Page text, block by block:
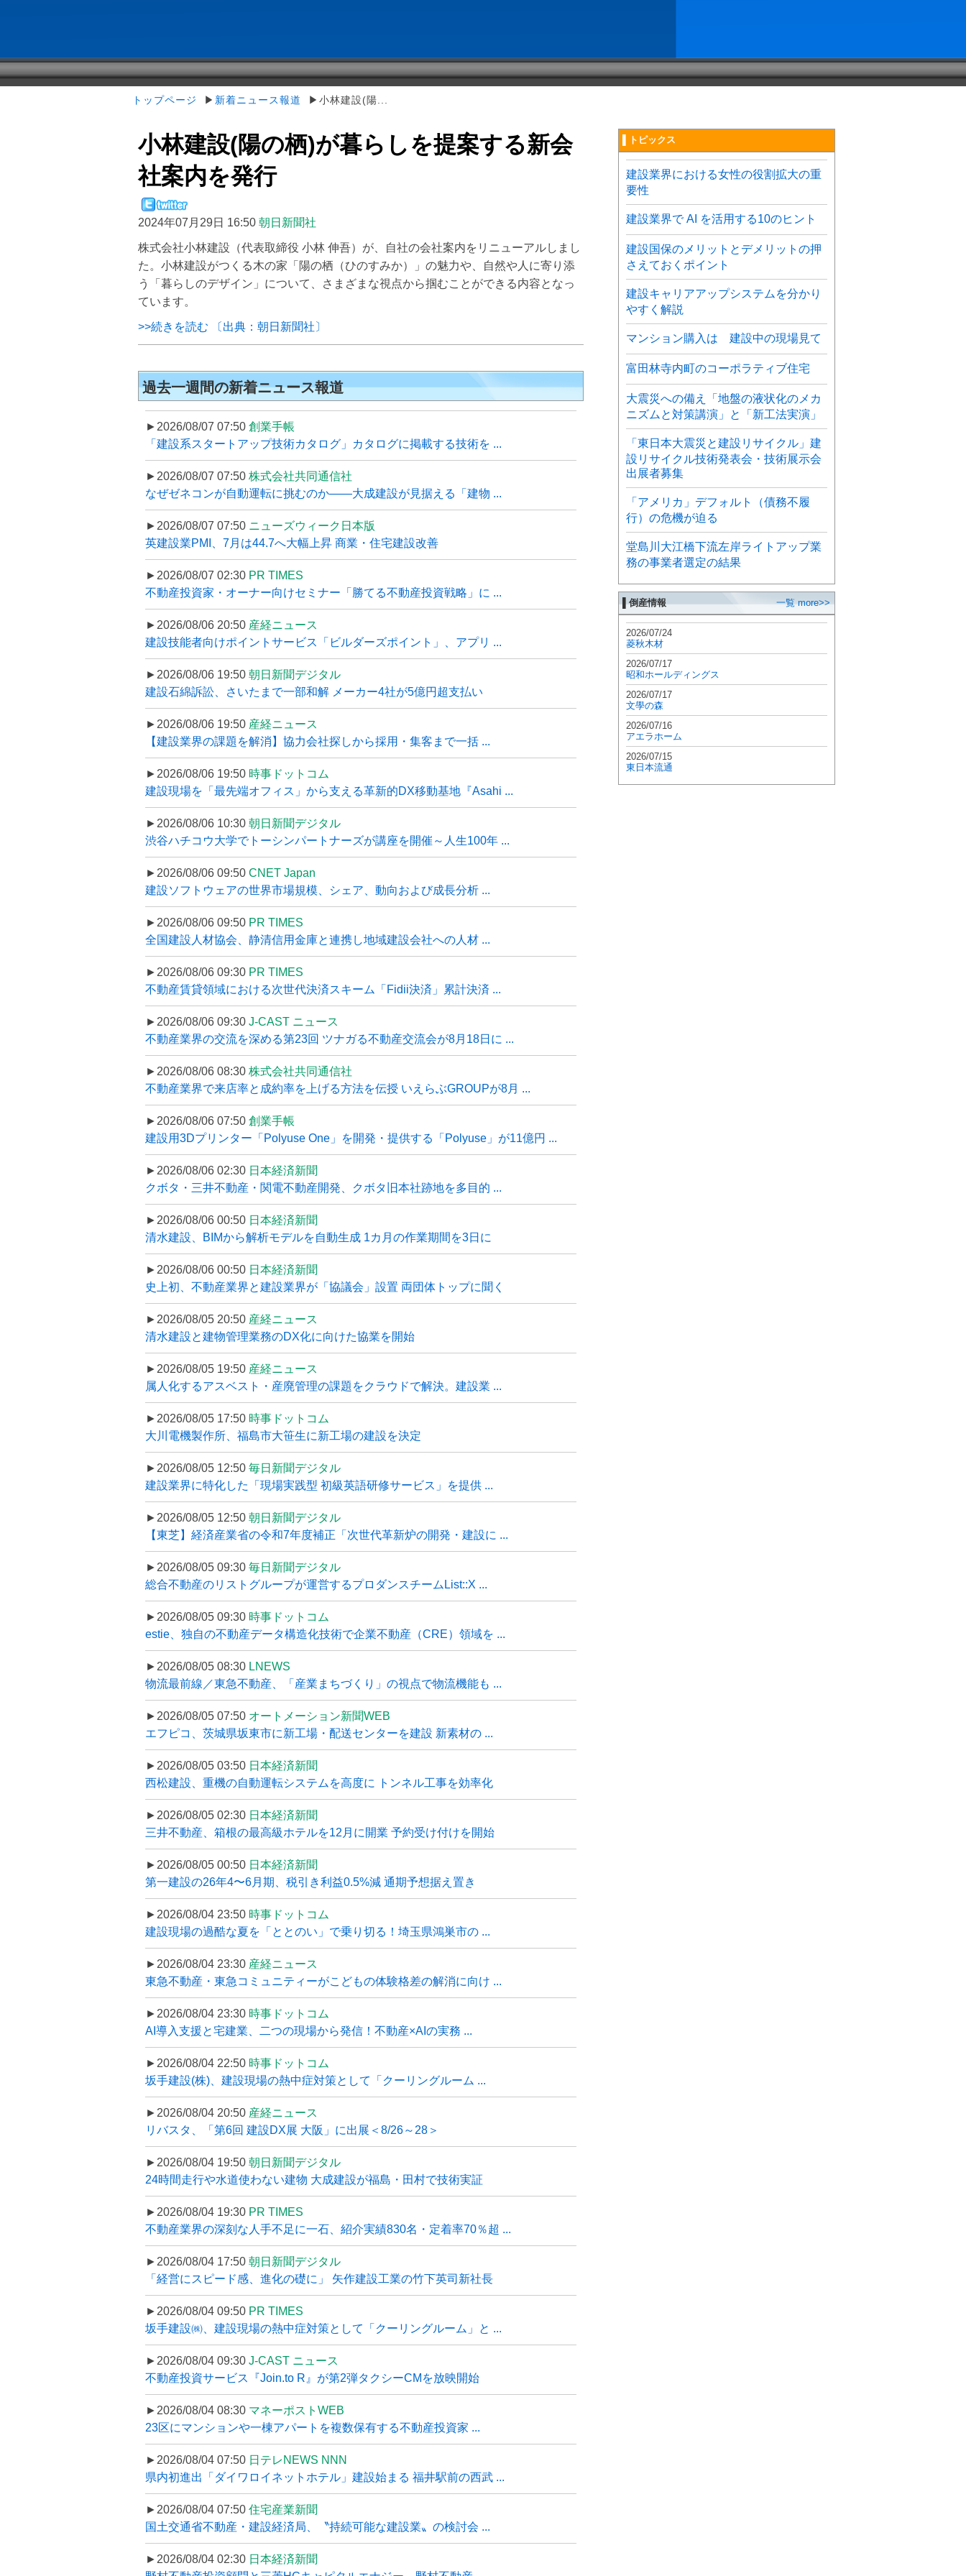
トップページ ▶ 新着ニュース報道 ▶小林建設(陽...
小林建設(陽の栖)が暮らしを提案する新会
社案内を発行
2024年07月29日 16:50 朝日新聞社
株式会社小林建設（代表取締役 小林 伸吾）が、自社の会社案内をリニューアルしまし
た。小林建設がつくる木の家「陽の栖（ひのすみか）」の魅力や、自然や人に寄り添
う「暮らしのデザイン」について、さまざまな視点から掴むことができる内容となっ
ています。
>>続きを読む 〔出典：朝日新聞社〕
過去一週間の新着ニュース報道
►2026/08/07 07:50 創業手帳
「建設系スタートアップ技術カタログ」カタログに掲載する技術を ...
►2026/08/07 07:50 株式会社共同通信社
なぜゼネコンが自動運転に挑むのか――大成建設が見据える「建物 ...
►2026/08/07 07:50 ニューズウィーク日本版
英建設業PMI、7月は44.7へ大幅上昇 商業・住宅建設改善
►2026/08/07 02:30 PR TIMES
不動産投資家・オーナー向けセミナー「勝てる不動産投資戦略」に ...
►2026/08/06 20:50 産経ニュース
建設技能者向けポイントサービス「ビルダーズポイント」、アプリ ...
►2026/08/06 19:50 朝日新聞デジタル
建設石綿訴訟、さいたまで一部和解 メーカー4社が5億円超支払い
►2026/08/06 19:50 産経ニュース
【建設業界の課題を解消】協力会社探しから採用・集客まで一括 ...
►2026/08/06 19:50 時事ドットコム
建設現場を「最先端オフィス」から支える革新的DX移動基地『Asahi ...
►2026/08/06 10:30 朝日新聞デジタル
渋谷ハチコウ大学でトーシンパートナーズが講座を開催～人生100年 ...
►2026/08/06 09:50 CNET Japan
建設ソフトウェアの世界市場規模、シェア、動向および成長分析 ...
►2026/08/06 09:50 PR TIMES
全国建設人材協会、静清信用金庫と連携し地域建設会社への人材 ...
►2026/08/06 09:30 PR TIMES
不動産賃貸領域における次世代決済スキーム「Fidii決済」累計決済 ...
►2026/08/06 09:30 J-CAST ニュース
不動産業界の交流を深める第23回 ツナガる不動産交流会が8月18日に ...
►2026/08/06 08:30 株式会社共同通信社
不動産業界で来店率と成約率を上げる方法を伝授 いえらぶGROUPが8月 ...
►2026/08/06 07:50 創業手帳
建設用3Dプリンター「Polyuse One」を開発・提供する「Polyuse」が11億円 ...
►2026/08/06 02:30 日本経済新聞
クボタ・三井不動産・関電不動産開発、クボタ旧本社跡地を多目的 ...
►2026/08/06 00:50 日本経済新聞
清水建設、BIMから解析モデルを自動生成 1カ月の作業期間を3日に
►2026/08/06 00:50 日本経済新聞
史上初、不動産業界と建設業界が「協議会」設置 両団体トップに聞く
►2026/08/05 20:50 産経ニュース
清水建設と建物管理業務のDX化に向けた協業を開始
►2026/08/05 19:50 産経ニュース
属人化するアスベスト・産廃管理の課題をクラウドで解決。建設業 ...
►2026/08/05 17:50 時事ドットコム
大川電機製作所、福島市大笹生に新工場の建設を決定
►2026/08/05 12:50 毎日新聞デジタル
建設業界に特化した「現場実践型 初級英語研修サービス」を提供 ...
►2026/08/05 12:50 朝日新聞デジタル
【東芝】経済産業省の令和7年度補正「次世代革新炉の開発・建設に ...
►2026/08/05 09:30 毎日新聞デジタル
総合不動産のリストグループが運営するプロダンスチームList::X ...
►2026/08/05 09:30 時事ドットコム
estie、独自の不動産データ構造化技術で企業不動産（CRE）領域を ...
►2026/08/05 08:30 LNEWS
物流最前線／東急不動産、「産業まちづくり」の視点で物流機能も ...
►2026/08/05 07:50 オートメーション新聞WEB
エフピコ、茨城県坂東市に新工場・配送センターを建設 新素材の ...
►2026/08/05 03:50 日本経済新聞
西松建設、重機の自動運転システムを高度に トンネル工事を効率化
►2026/08/05 02:30 日本経済新聞
三井不動産、箱根の最高級ホテルを12月に開業 予約受け付けを開始
►2026/08/05 00:50 日本経済新聞
第一建設の26年4〜6月期、税引き利益0.5%減 通期予想据え置き
►2026/08/04 23:50 時事ドットコム
建設現場の過酷な夏を「ととのい」で乗り切る！埼玉県鴻巣市の ...
►2026/08/04 23:30 産経ニュース
東急不動産・東急コミュニティーがこどもの体験格差の解消に向け ...
►2026/08/04 23:30 時事ドットコム
AI導入支援と宅建業、二つの現場から発信！不動産×AIの実務 ...
►2026/08/04 22:50 時事ドットコム
坂手建設(株)、建設現場の熱中症対策として「クーリングルーム ...
►2026/08/04 20:50 産経ニュース
リバスタ、「第6回 建設DX展 大阪」に出展＜8/26～28＞
►2026/08/04 19:50 朝日新聞デジタル
24時間走行や水道使わない建物 大成建設が福島・田村で技術実証
►2026/08/04 19:30 PR TIMES
不動産業界の深刻な人手不足に一石、紹介実績830名・定着率70％超 ...
►2026/08/04 17:50 朝日新聞デジタル
「経営にスピード感、進化の礎に」 矢作建設工業の竹下英司新社長
►2026/08/04 09:50 PR TIMES
坂手建設㈱、建設現場の熱中症対策として「クーリングルーム」と ...
►2026/08/04 09:30 J-CAST ニュース
不動産投資サービス『Join.to R』が第2弾タクシーCMを放映開始
►2026/08/04 08:30 マネーポストWEB
23区にマンションや一棟アパートを複数保有する不動産投資家 ...
►2026/08/04 07:50 日テレNEWS NNN
県内初進出「ダイワロイネットホテル」建設始まる 福井駅前の西武 ...
►2026/08/04 07:50 住宅産業新聞
国土交通省不動産・建設経済局、〝持続可能な建設業〟の検討会 ...
►2026/08/04 02:30 日本経済新聞
▌トピックス
建設業界における女性の役割拡大の重
要性
建設業界で AI を活用する10のヒント
建設国保のメリットとデメリットの押
さえておくポイント
建設キャリアアップシステムを分かり
やすく解説
マンション購入は 建設中の現場見て
富田林寺内町のコーポラティブ住宅
大震災への備え「地盤の液状化のメカ
ニズムと対策講演」と「新工法実演」
「東日本大震災と建設リサイクル」建
設リサイクル技術発表会・技術展示会
出展者募集
「アメリカ」デフォルト（債務不履
行）の危機が迫る
堂島川大江橋下流左岸ライトアップ業
務の事業者選定の結果
▌倒産情報 一覧 more>>
2026/07/24
菱秋木材
2026/07/17
昭和ホールディングス
2026/07/17
文學の森
2026/07/16
アエラホーム
2026/07/15
東日本流通